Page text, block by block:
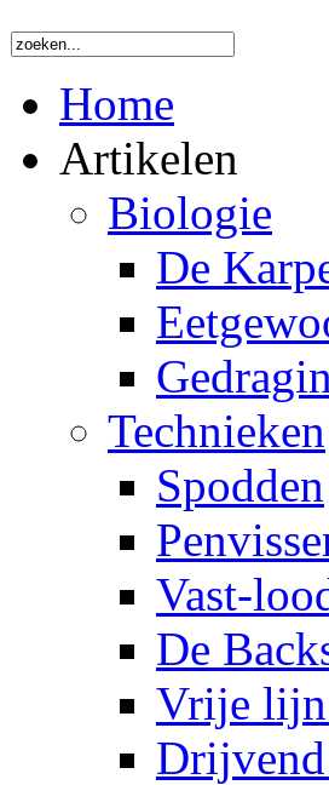
Home
Artikelen
Biologie
De
Technieken
Spodden
Vast-
De
Vrije lijn